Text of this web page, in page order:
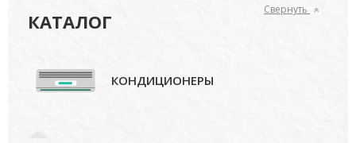
КАТАЛОГ
Свернуть
КОНДИЦИОНЕРЫ